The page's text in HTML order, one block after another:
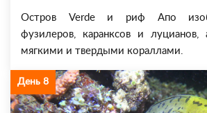
Остров Verde и риф Апо
фузилеров, каранксов и
мягкими и твердыми кораллами.
День 8